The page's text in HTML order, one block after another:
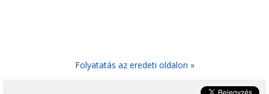
Folyatatás az eredeti oldalon »